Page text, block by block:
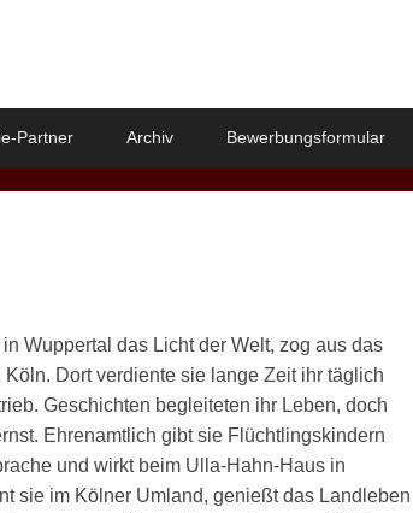
Partner Archiv Bewerbungsformular
Wuppertal das Licht der Welt, zog aus das
Dort verdiente sie lange Zeit ihr täglich
Geschichten begleiteten ihr Leben, doch
Ehrenamtlich gibt sie Flüchtlingskindern
und wirkt beim Ulla-Hahn-Haus in
sie im Kölner Umland, genießt das Landleben